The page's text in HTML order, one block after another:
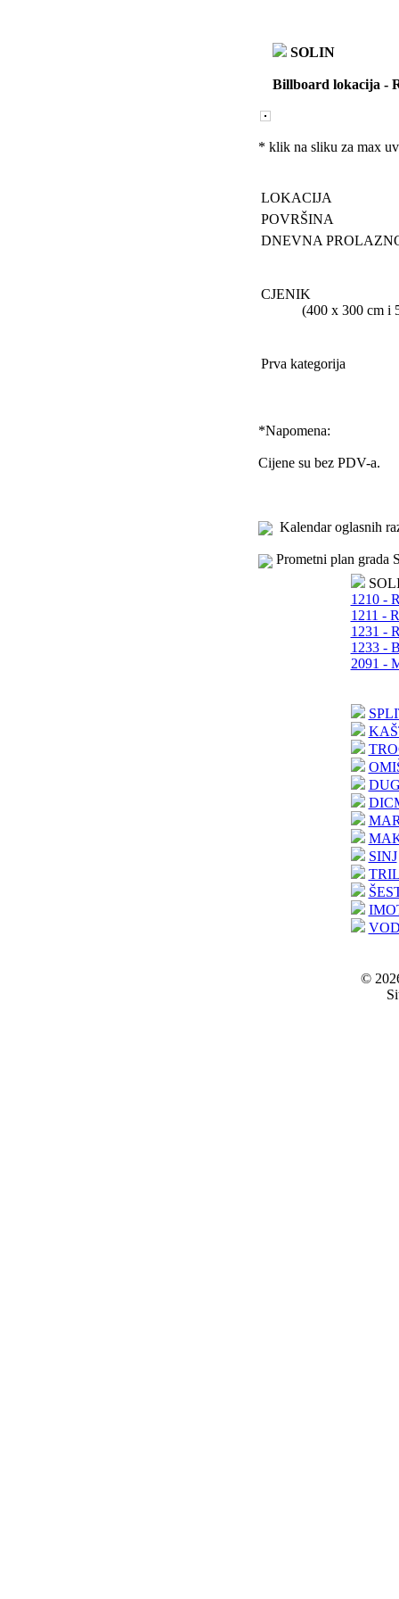
SOLIN
Billboard lokacija -
* klik na sliku za max
LOKACIJA
POVRŠINA
DNEVNA
CJENIK
(400 x 300 cm i
Prva kategorija
*Napomena:
Cijene su bez PDV-a.
Kalendar oglasnih
Prometni plan grada
1210 -
1211 -
1231 -
1233 -
2091 -
SINJ
©